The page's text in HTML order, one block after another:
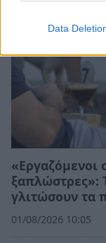
Data
«Εργαζόμενοι
ξαπλώστρες»:
γλιτώσουν τα
01/08/2026 10:05